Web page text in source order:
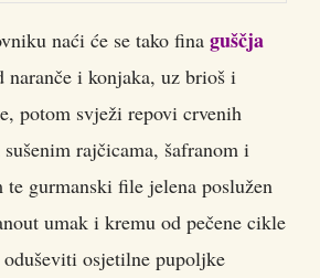
naći će se tako fina guščja
naranče i konjaka, uz brioš i
potom svježi repovi crvenih
rajčicama, šafranom i
te gurmanski file jelena poslužen
umak i kremu od pečene cikle
osjetilne pupoljke